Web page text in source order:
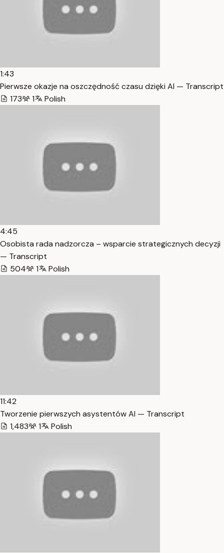
1:43
Pierwsze okazje na oszczędność czasu dzięki AI — Transcript
173
1 Polish
4:45
Osobista rada nadzorcza – wsparcie strategicznych decyzji
— Transcript
504
1 Polish
11:42
Tworzenie pierwszych asystentów AI — Transcript
1,483
1 Polish